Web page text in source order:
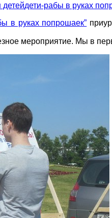
детейдети-рабы в руках
в руках попрошаек”
мероприятие. Мы в